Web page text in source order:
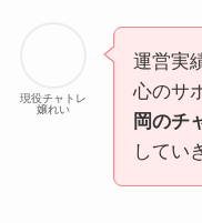
現役チャトレ
嬢れい
運営実
心のサ
岡のチ
してい